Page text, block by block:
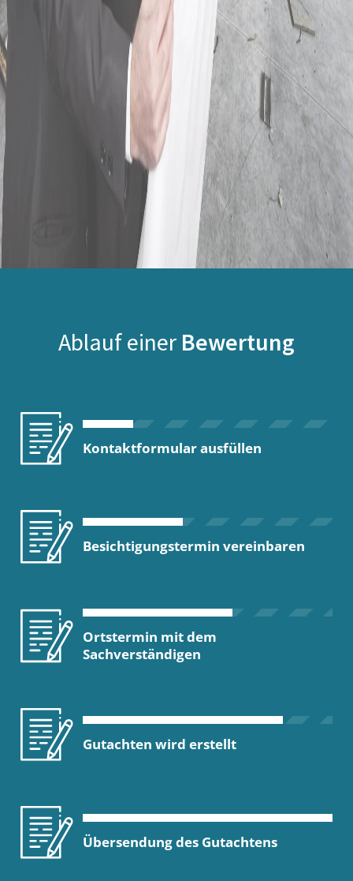
Ablauf einer Bewertung
Kontaktformular ausfüllen
Besichtigungstermin vereinbaren
Ortstermin mit dem
Sachverständigen
Gutachten wird erstellt
Übersendung des Gutachtens